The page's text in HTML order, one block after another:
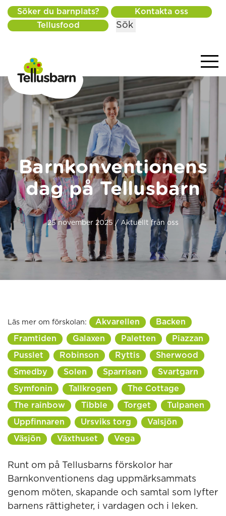
Söker du barnplats?
Kontakta oss
Tellusfood
Sök
Barnkonventionens
dag på Tellusbarn
25 november 2025 / Aktuellt från oss
Läs mer om förskolan: Akvarellen Backen
Framtiden Galaxen Paletten Piazzan
Pusslet Robinson Ryttis Sherwood
Smedby Solen Sparrisen Svartgarn
Symfonin Tallkrogen The Cottage
The rainbow Tibble Torget Tulpanen
Uppfinnaren Ursviks torg Valsjön
Väsjön Växthuset Vega
Runt om på Tellusbarns förskolor har
Barnkonventionens dag uppmärksammats
genom möten, skapande och samtal som lyfter
barnens rättigheter, i vardagen och i leken.